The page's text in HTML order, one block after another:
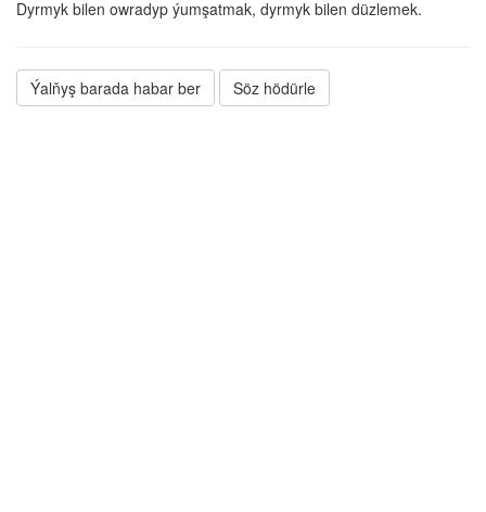
Dyrmyk bilen owradyp ýumşatmak, dyrmyk bilen düzlemek.
Ýalňyş barada habar ber Söz hödürle